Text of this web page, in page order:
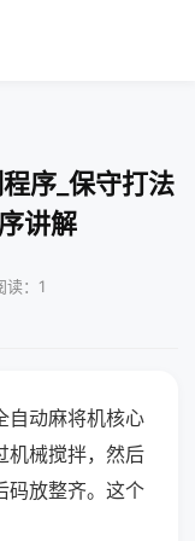
序_保守打法
讲解
：1
自动麻将机核心
机械搅拌，然后
码放整齐。这个